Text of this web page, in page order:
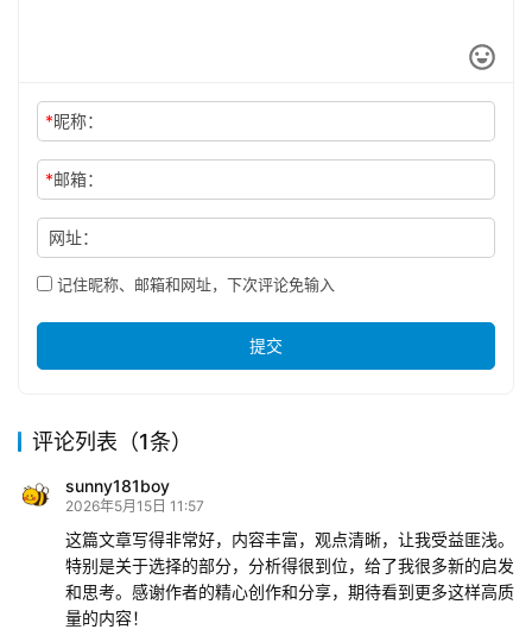
*昵称：
*邮箱：
网址：
记住昵称、邮箱和网址，下次评论免输入
提交
评论列表（1条）
sunny181boy
2026年5月15日 11:57
这篇文章写得非常好，内容丰富，观点清晰，让我受益匪浅。
特别是关于选择的部分，分析得很到位，给了我很多新的启发
和思考。感谢作者的精心创作和分享，期待看到更多这样高质
量的内容！